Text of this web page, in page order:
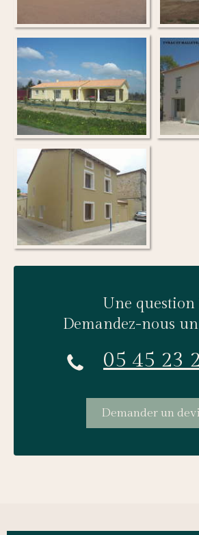
Une question
Demandez-nous
05 45 23
Demander un